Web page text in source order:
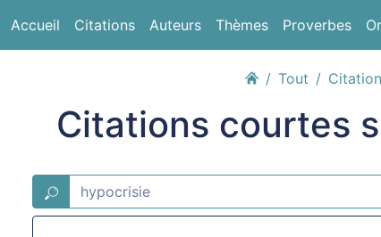
Accueil Citations Auteurs Thèmes Proverbes
Tout
Citations courtes